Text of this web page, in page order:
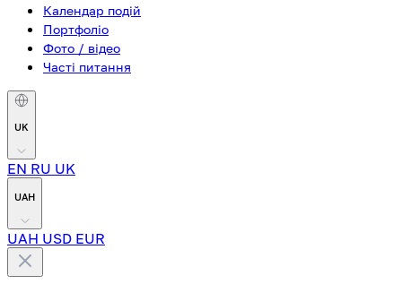
Календар подій
Портфоліо
Фото / відео
Часті питання
UK
EN RU UK
UAH
UAH USD EUR